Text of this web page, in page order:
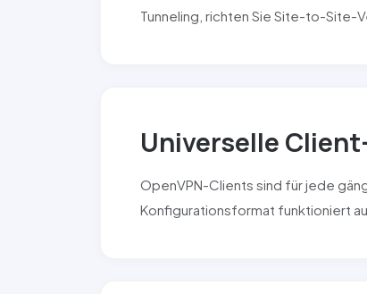
Tunneling, richten Sie Site-to-Site-
Universelle
OpenVPN-Clients sind für jede
Konfigurationsformat funktioniert